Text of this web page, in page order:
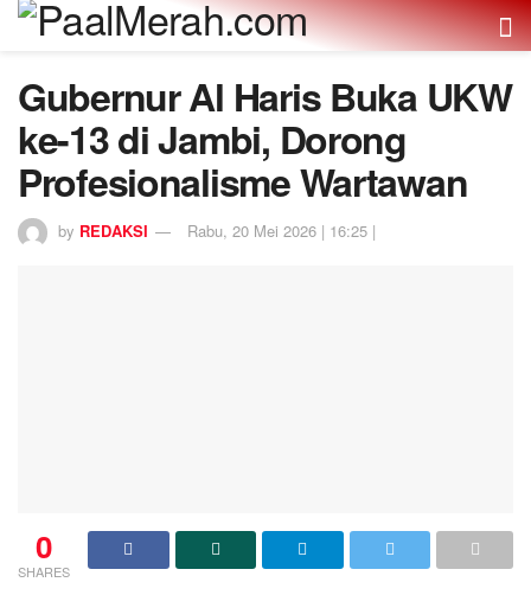
Gubernur Al Haris Buka UKW
ke-13 di Jambi, Dorong
Profesionalisme Wartawan
by REDAKSI Rabu, 20 Mei 2026 | 16:25 |
0
SHARES